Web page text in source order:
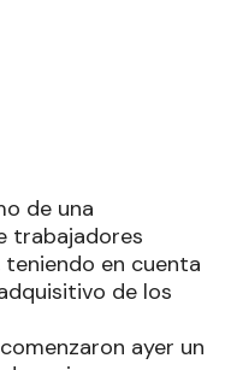
de una
trabajadores
en cuenta
de los
ayer un